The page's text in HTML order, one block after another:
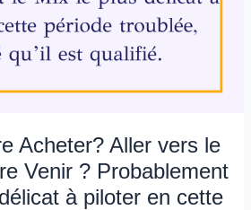
Acheter? Aller vers le
Venir ? Probablement
à piloter en cette